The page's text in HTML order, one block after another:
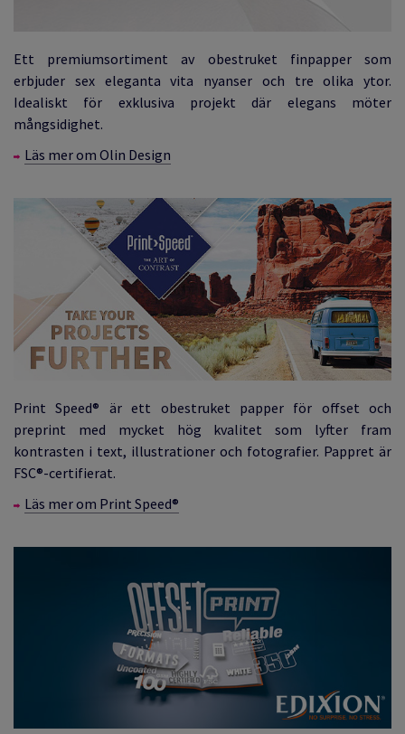
Ett premiumsortiment av obestruket finpapper som
erbjuder sex eleganta vita nyanser och tre olika ytor.
Idealiskt för exklusiva projekt där elegans möter
mångsidighet.
Läs mer om Olin Design
Print Speed® är ett obestruket papper för offset och
preprint med mycket hög kvalitet som lyfter fram
kontrasten i text, illustrationer och fotografier. Pappret är
FSC®-certifierat.
Läs mer om Print Speed®